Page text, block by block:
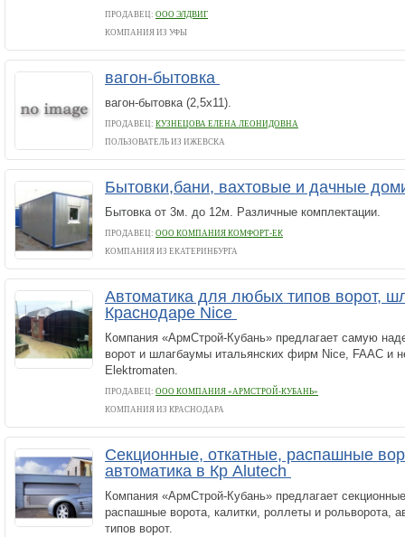
ПРОДАВЕЦ: ООО ЭЛДВИГ
КОМПАНИЯ ИЗ УФЫ
вагон-бытовка
вагон-бытовка (2,5х11).
ПРОДАВЕЦ: КУЗНЕЦОВА ЕЛЕНА ЛЕОНИДОВНА
ПОЛЬЗОВАТЕЛЬ ИЗ ИЖЕВСКА
Бытовки,бани, вахтовые и дачные
Бытовка от 3м. до 12м. Различные комплектации.
ПРОДАВЕЦ: ООО КОМПАНИЯ КОМФОРТ-ЕК
КОМПАНИЯ ИЗ ЕКАТЕРИНБУРГА
Автоматика для любых типов ворот,
Краснодаре Nice
Компания «АрмСтрой-Кубань» предлагает самую
ворот и шлагбаумы итальянских фирм Nice, FAAC и
Elektromaten.
ПРОДАВЕЦ: ООО КОМПАНИЯ «АРМСТРОЙ-КУБАНЬ»
КОМПАНИЯ ИЗ КРАСНОДАРА
Секционные, откатные, распашные
автоматика в Кр Alutech
Компания «АрмСтрой-Кубань» предлагает
распашные ворота, калитки, роллеты и рольворота,
типов ворот.